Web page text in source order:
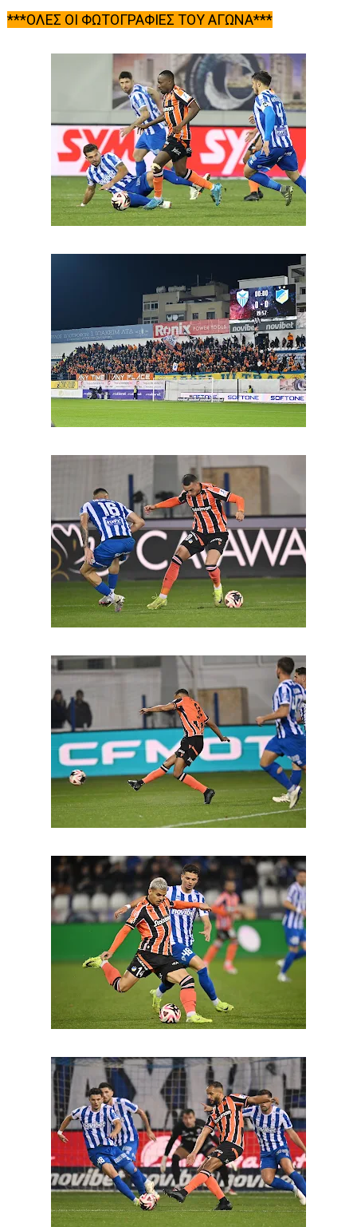
***ΟΛΕΣ ΟΙ ΦΩΤΟΓΡΑΦΙΕΣ ΤΟΥ ΑΓΩΝΑ***